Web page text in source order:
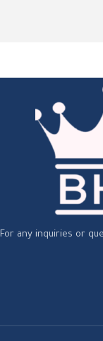
For any inquiries or